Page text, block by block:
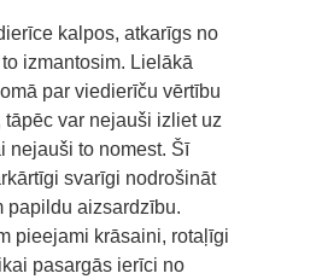
kalpos, atkarīgs no
izmantosim. Lielākā
par viedierīču vērtību
tāpēc var nejauši izliet uz
nejauši to nomest. Šī
svarīgi nodrošināt
papildu aizsardzību.
pieejami krāsaini, rotaļīgi
pasargās ierīci no